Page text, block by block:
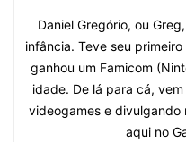
Daniel Gregório, ou
infância. Teve seu
ganhou um Famicom
idade. De lá para cá,
videogames e divulgando
aqui no